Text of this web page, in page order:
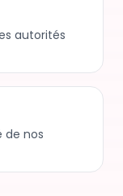
autorités
de nos